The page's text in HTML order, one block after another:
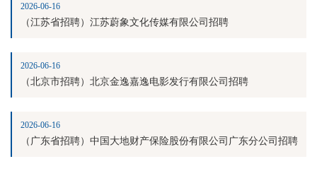
2026-06-16
（江苏省招聘）江苏蔚象文化传媒有限公司招聘
2026-06-16
（北京市招聘）北京金逸嘉逸电影发行有限公司招聘
2026-06-16
（广东省招聘）中国大地财产保险股份有限公司广东分公司招聘